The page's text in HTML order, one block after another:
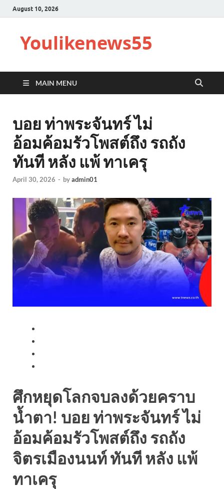
August 10, 2026
Youlikenews55
MAIN MENU
บอย ท่าพระจันทร์ ไม่
อ้อมค้อมรัวโพสต์ถึง รถถัง
ทันที หลัง แพ้ ทาเครุ
April 30, 2026 - byadmin01
ศึกหยุดโลกจบลงด้วยคราบ
น้ำตา! บอย ท่าพระจันทร์ ไม่
อ้อมค้อมรัวโพสต์ถึง รถถัง
จิตรเมืองนนท์ ทันที หลัง แพ้
ทาเครุ